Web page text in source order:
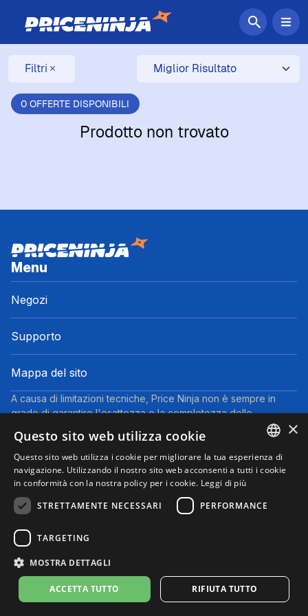
Filtri
0 OFFERTE DISPONIBILI
Prodotto non trovato
Menu
Negozi
Supporto
Mappa del sito
A causa di limitazioni tecniche, Price Ninja non è sempre in
grado di garantire l'esattezza o la completezza delle
informazioni fornite dai negozi. Pertanto, a causa della natura
delle attività di Price Ninja, in caso di divergenze tra le
informazioni visualizzate su Price Ninja e quelle presenti sul
sito web del negozio, faranno fede queste ultime. I prezzi
indicati includono tutte le tasse, ad eccezione dei veicoli nuovi
(prezzi IVA inclusa, escluse spese di spedizione).
Questo sito partecipa al Programma Partner di eBay. Potremmo
ricevere una commissione per gli acquisti idonei effettuati
tramite i link presenti su questa pagina.
© 2025 Performyze - P.IVA 06681730484
Condizioni d'uso Preferenze cookie
ENGLISH
×
Questo sito web utilizza cookie
Questo sito web utilizza i cookie per migliorare la tua esperienza di
navigazione. Utilizzando il nostro sito web acconsenti a tutti i cookie
in conformità con la nostra policy per i cookie. Leggi di più
STRETTAMENTE NECESSARI
PERFORMANCE
TARGETING
MOSTRA DETTAGLI
ACCETTA TUTTO RIFIUTA TUTTO